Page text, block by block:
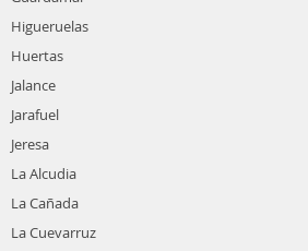
Higueruelas
Huertas
Jalance
Jarafuel
Jeresa
La Alcudia
La Cañada
La Cuevarruz